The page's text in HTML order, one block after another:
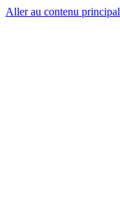
Aller au contenu principal